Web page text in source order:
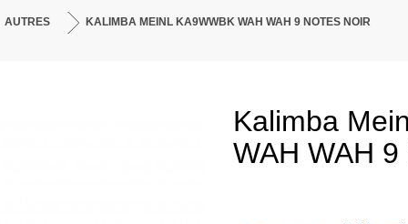
AUTRES KALIMBA MEINL KA9WWBK WAH WAH 9 NOTES NOIR
Kalimba
WAH WAH